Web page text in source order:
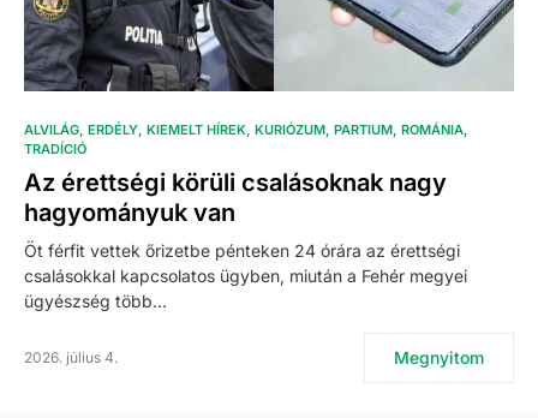
ALVILÁG ERDÉLY KIEMELT HÍREK KURIÓZUM PARTIUM ROMÁNIA
TRADÍCIÓ
Az érettségi körüli csalásoknak nagy
hagyományuk van
Öt férfit vettek őrizetbe pénteken 24 órára az érettségi
csalásokkal kapcsolatos ügyben, miután a Fehér megyei
ügyészség több…
2026. július 4. Megnyitom